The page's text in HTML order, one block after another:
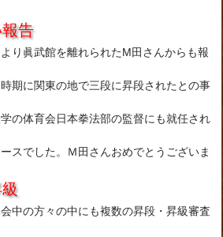
告
り眞武館を離れられたM田さんからも報
期に関東の地で三段に昇段されたとの事
の体育会日本拳法部の監督にも就任され
スでした。Ｍ田さんおめでとうございま
中の方々の中にも複数の昇段・昇級審査